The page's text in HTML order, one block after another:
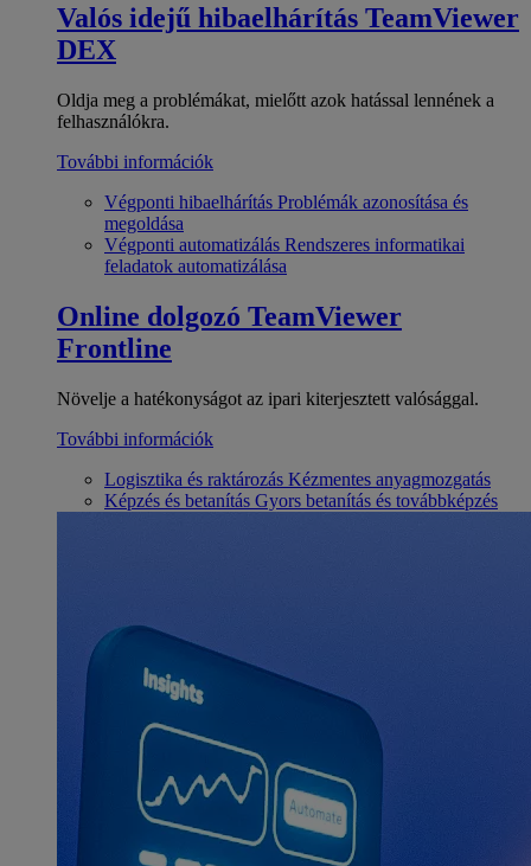
Valós idejű hibaelhárítás TeamViewer
DEX
Oldja meg a problémákat, mielőtt azok hatással lennének a
felhasználókra.
További információk
Végponti hibaelhárítás Problémák azonosítása és
megoldása
Végponti automatizálás Rendszeres informatikai
feladatok automatizálása
Online dolgozó TeamViewer
Frontline
Növelje a hatékonyságot az ipari kiterjesztett valósággal.
További információk
Logisztika és raktározás Kézmentes anyagmozgatás
Képzés és betanítás Gyors betanítás és továbbképzés